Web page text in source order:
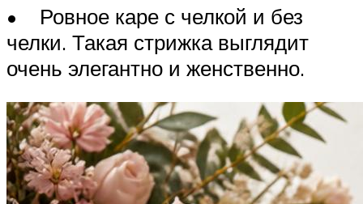
• Ровное каре с челкой и без
челки. Такая стрижка выглядит
очень элегантно и женственно.